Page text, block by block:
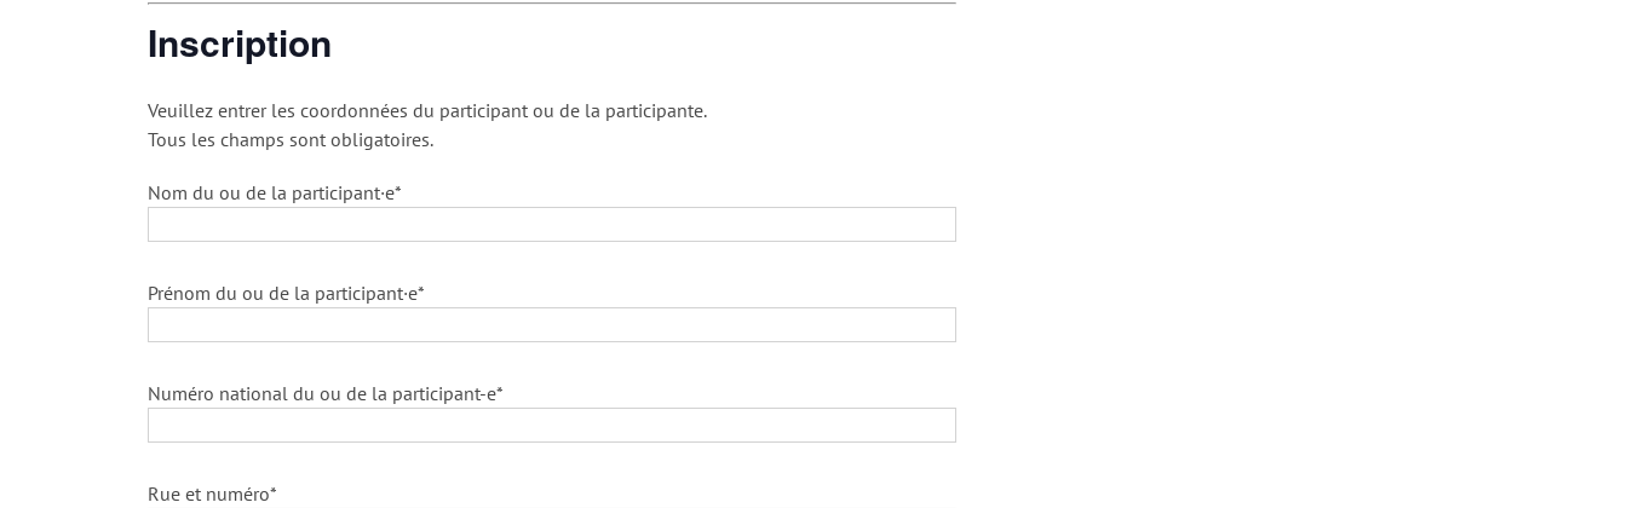
Inscription
Veuillez entrer les coordonnées du participant ou de la participante.
Tous les champs sont obligatoires.
Nom du ou de la participant·e*
Prénom du ou de la participant·e*
Numéro national du ou de la participant-e*
Rue et numéro*